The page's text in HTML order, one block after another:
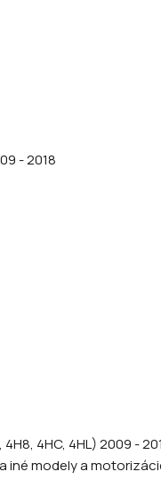
- 2018
4HC, 4HL) 2009 -
iné modely a